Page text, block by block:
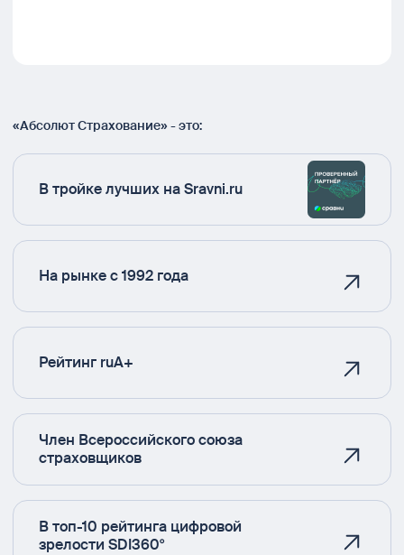
«Абсолют Страхование» - это:
В тройке лучших на Sravni.ru
На рынке с 1992 года
Рейтинг ruA+
Член Всероссийского союза
страховщиков
В топ-10 рейтинга цифровой
зрелости SDI360°